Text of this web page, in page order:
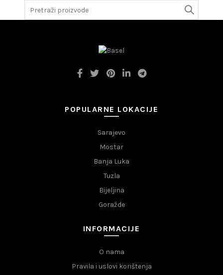
POPULARNE LOKACIJE
Sarajevo
Mostar
Banja Luka
Tuzla
Bijeljina
Goražde
INFORMACIJE
O nama
Pravila i uslovi korištenja